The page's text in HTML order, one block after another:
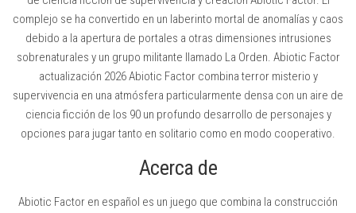
complejo se ha convertido en un laberinto mortal de anomalías y caos
debido a la apertura de portales a otras dimensiones intrusiones
sobrenaturales y un grupo militante llamado La Orden. Abiotic Factor
actualización 2026 Abiotic Factor combina terror misterio y
supervivencia en una atmósfera particularmente densa con un aire de
ciencia ficción de los 90 un profundo desarrollo de personajes y
opciones para jugar tanto en solitario como en modo cooperativo.
Acerca de
Abiotic Factor en español es un juego que combina la construcción